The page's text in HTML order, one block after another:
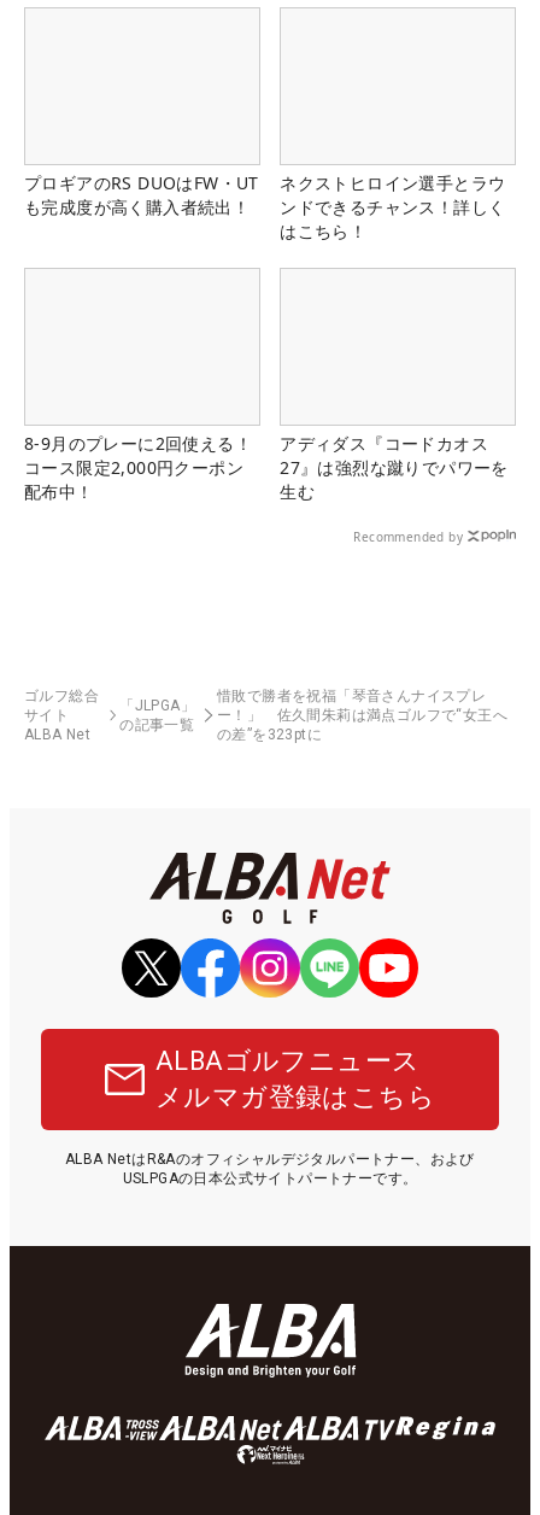
プロギアのRS DUOはFW・UT
も完成度が高く購入者続出！
ネクストヒロイン選手とラウ
ンドできるチャンス！詳しく
はこちら！
8-9月のプレーに2回使える！
コース限定2,000円クーポン
配布中！
アディダス『コードカオス
27』は強烈な蹴りでパワーを
生む
Recommended by
ゴルフ総合
サイト
ALBA Net
「JLPGA」
の記事一覧
惜敗で勝者を祝福「琴音さんナイスプレ
ー！」 佐久間朱莉は満点ゴルフで“女王へ
の差”を323ptに
ALBAゴルフニュース
メルマガ登録はこちら
ALBA NetはR&Aのオフィシャルデジタルパートナー、および
USLPGAの日本公式サイトパートナーです。